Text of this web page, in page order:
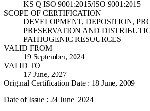
KS Q ISO 9001:2015/ISO 9001:2015
SCOPE OF CERTIFICATION
DEVELOPMENT, DEPOSITION,
PRESERVATION AND
PATHOGENIC RESOURCES
VALID FROM
19 September, 2024
VALID TO
17 June, 2027
Original Certification Date : 18 June, 2009
Date of Issue : 24 June, 2024